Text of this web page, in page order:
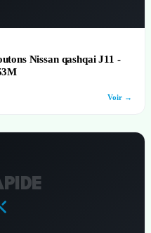
Nissan qashqai J11 -
Voir →